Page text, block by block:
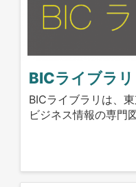
BICライブラリ
BICライブラリは、
ビジネス情報の専門